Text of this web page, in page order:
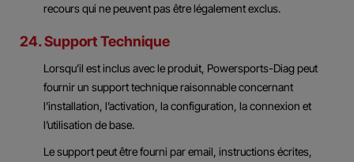
recours qui ne peuvent pas être légalement exclus.
24. Support Technique
Lorsqu’il est inclus avec le produit, Powersports-Diag peut
fournir un support technique raisonnable concernant
l’installation, l’activation, la configuration, la connexion et
l’utilisation de base.
Le support peut être fourni par email, instructions écrites,